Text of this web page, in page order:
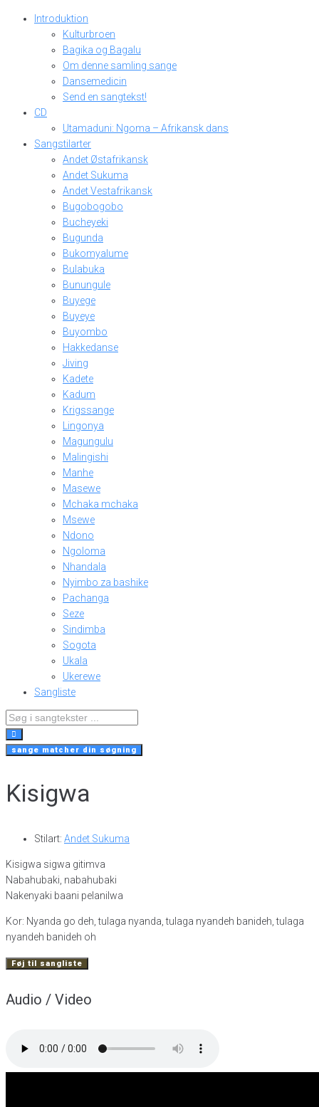
Introduktion
Kulturbroen
Bagika og Bagalu
Om denne samling sange
Dansemedicin
Send en sangtekst!
CD
Utamaduni: Ngoma – Afrikansk dans
Sangstilarter
Andet Østafrikansk
Andet Sukuma
Andet Vestafrikansk
Bugobogobo
Bucheyeki
Bugunda
Bukomyalume
Bulabuka
Bunungule
Buyege
Buyeye
Buyombo
Hakkedanse
Jiving
Kadete
Kadum
Krigssange
Lingonya
Magungulu
Malingishi
Manhe
Masewe
Mchaka mchaka
Msewe
Ndono
Ngoloma
Nhandala
Nyimbo za bashike
Pachanga
Seze
Sindimba
Sogota
Ukala
Ukerewe
Sangliste
Search
...
sange matcher din søgning
Kisigwa
Stilart: Andet Sukuma
Kisigwa sigwa gitimva
Nabahubaki, nabahubaki
Nakenyaki baani pelanilwa
Kor: Nyanda go deh, tulaga nyanda, tulaga nyandeh banideh, tulaga
nyandeh banideh oh
Føj til sangliste
Audio / Video